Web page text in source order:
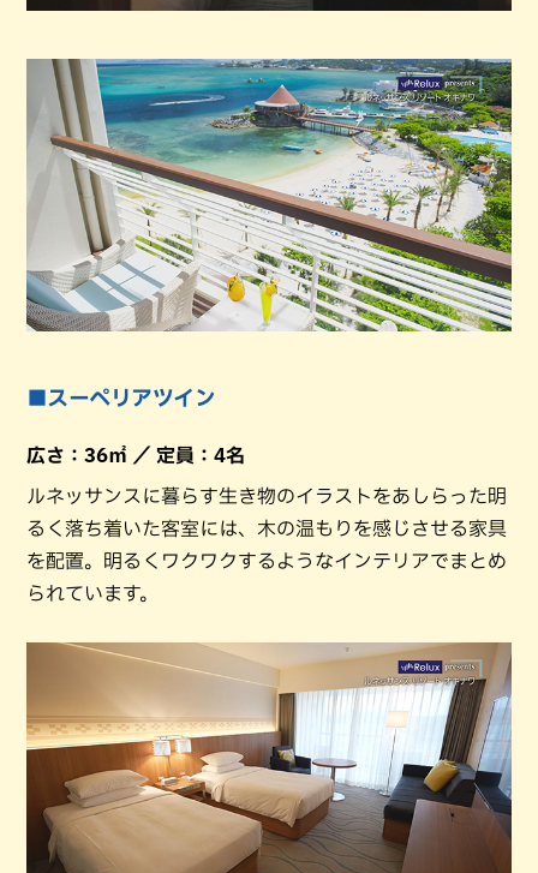
■スーペリアツイン
広さ：36㎡ ／ 定員：4名
ルネッサンスに暮らす生き物のイラストをあしらった明
るく落ち着いた客室には、木の温もりを感じさせる家具
を配置。明るくワクワクするようなインテリアでまとめ
られています。